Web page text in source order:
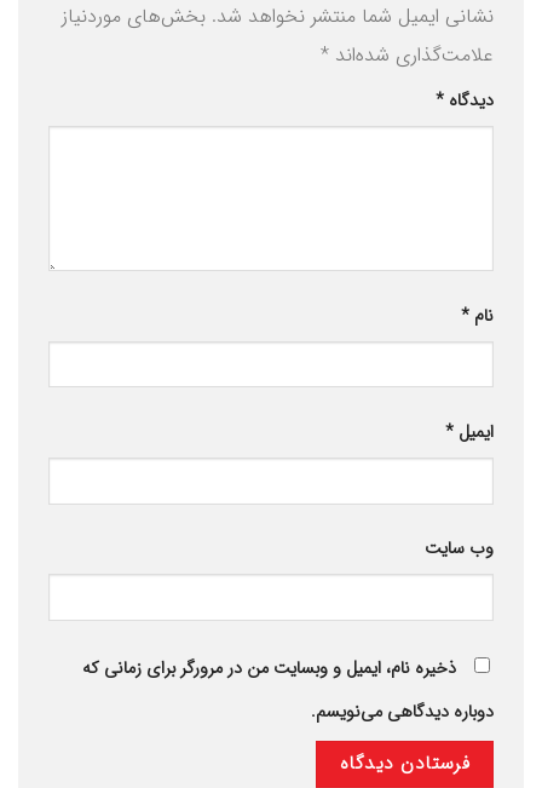
نشانی ایمیل شما منتشر نخواهد شد. بخش‌های موردنیاز
علامت‌گذاری شده‌اند *
دیدگاه *
نام *
ایمیل *
وب‌ سایت
ذخیره نام، ایمیل و وبسایت من در مرورگر برای زمانی که
دوباره دیدگاهی می‌نویسم.